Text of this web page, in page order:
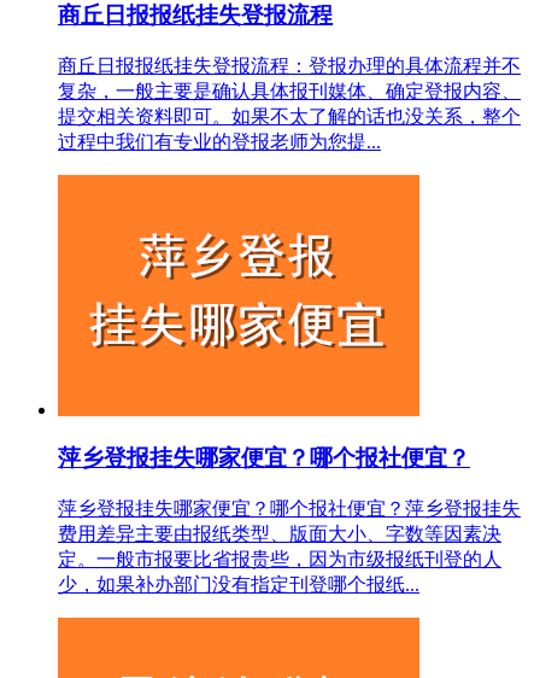
商丘日报报纸挂失登报流程
商丘日报报纸挂失登报流程：登报办理的具体流程并不
复杂，一般主要是确认具体报刊媒体、确定登报内容、
提交相关资料即可。如果不太了解的话也没关系，整个
过程中我们有专业的登报老师为您提...
萍乡登报挂失哪家便宜？哪个报社便宜？
萍乡登报挂失哪家便宜？哪个报社便宜？萍乡登报挂失
费用差异主要由报纸类型、版面大小、字数等因素决
定。一般市报要比省报贵些，因为市级报纸刊登的人
少，如果补办部门没有指定刊登哪个报纸...